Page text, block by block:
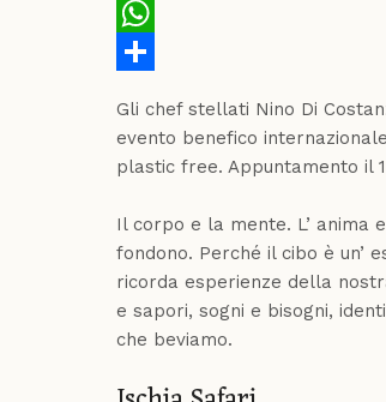
Twitter
WhatsApp
Gli chef stellati Nino Di
evento benefico
plastic free. Appuntamento il
Il corpo e la mente. L’ anima
fondono. Perché il cibo è un’
ricorda esperienze della
e sapori, sogni e bisogni,
che beviamo.